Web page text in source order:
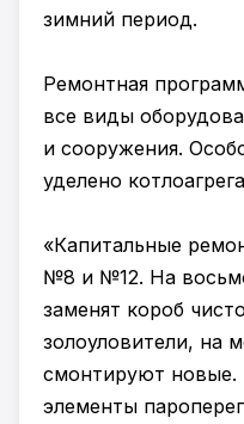
зимний период.
Ремонтная
все виды
и сооружения.
уделено
«Капитальные
№8 и №12. На
заменят короб
золоуловители, на
смонтируют новые.
элементы